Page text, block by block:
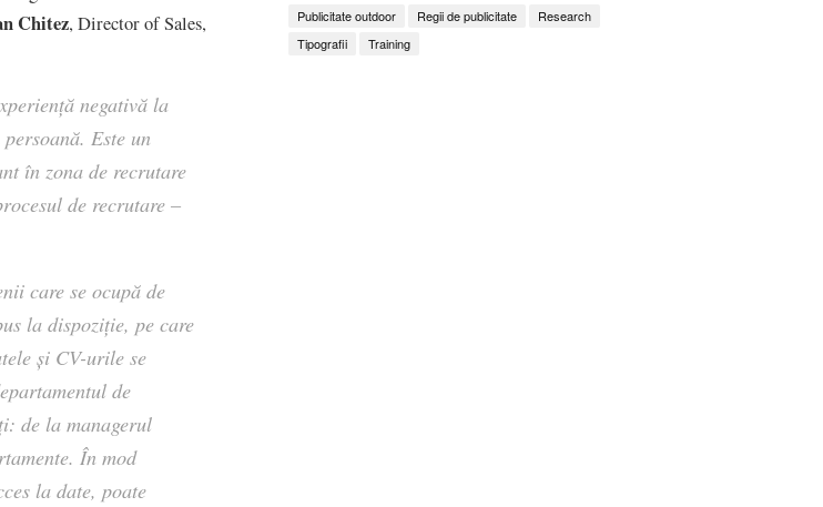
Chitez, Director of Sales,
negativă la
Este un
în zona de recrutare
de recrutare –
care se ocupă de
la dispoziție, pe care
și CV-urile se
de
de la managerul
În mod
la date, poate
Publicitate outdoor
Regii de publicitate
Research
Tipografii
Training